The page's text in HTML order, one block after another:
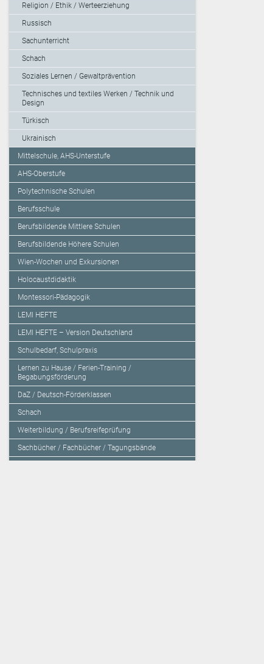
Religion / Ethik / Werteerziehung
Russisch
Sachunterricht
Schach
Soziales Lernen / Gewaltprävention
Technisches und textiles Werken / Technik und
Design
Türkisch
Ukrainisch
Mittelschule, AHS-Unterstufe
AHS-Oberstufe
Polytechnische Schulen
Berufsschule
Berufsbildende Mittlere Schulen
Berufsbildende Höhere Schulen
Wien-Wochen und Exkursionen
Holocaustdidaktik
Montessori-Pädagogik
LEMI HEFTE
LEMI HEFTE – Version Deutschland
Schulbedarf, Schulpraxis
Lernen zu Hause / Ferien-Training /
Begabungsförderung
DaZ / Deutsch-Förderklassen
Schach
Weiterbildung / Berufsreifeprüfung
Sachbücher / Fachbücher / Tagungsbände